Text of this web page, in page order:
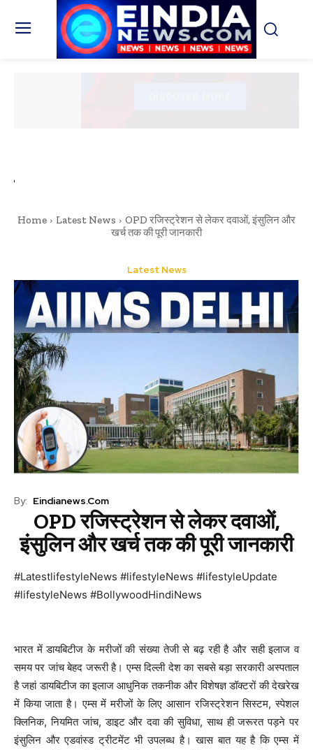
Home Latest News
OPD रजिस्ट्रेशन से लेकर दवाओं, इंसुलिन और
खर्च तक की पूरी जानकारी
Latest News
By: Eindianews.com
OPD रजिस्ट्रेशन से लेकर दवाओं,
इंसुलिन और खर्च तक की पूरी जानकारी
#LatestlifestyleNews #lifestyleNews #lifestyleUpdate
#lifestyleNews #BollywoodHindiNews
भारत में डायबिटीज के मरीजों की संख्या तेजी से बढ़ रही है और सही इलाज व
समय पर जांच बेहद जरूरी है। एम्स दिल्ली देश का सबसे बड़ा सरकारी अस्पताल
है जहां डायबिटीज का इलाज आधुनिक तकनीक और विशेषज्ञ डॉक्टरों की देखरेख
में किया जाता है। एम्स में मरीजों के लिए आसान रजिस्ट्रेशन सिस्टम, स्पेशल
क्लिनिक, नियमित जांच, डाइट और दवा की सुविधा, साथ ही जरूरत पड़ने पर
इंसुलिन और एडवांस्ड ट्रीटमेंट भी उपलब्ध है। खास बात यह है कि एम्स में